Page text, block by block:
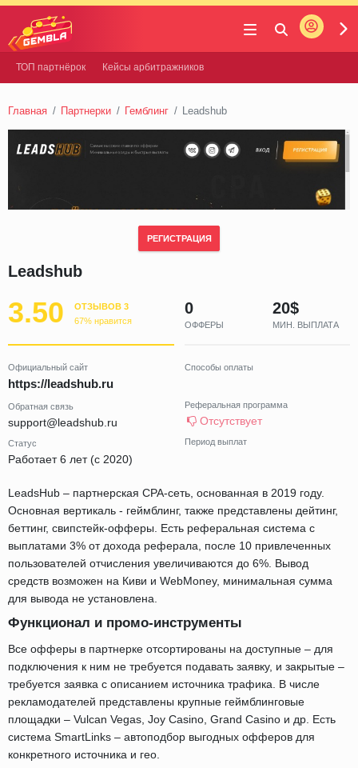
Gembla
Войти
ТОП партнёрок Кейсы арбитражников
Главная Партнерки Гемблинг Leadshub
Leadshub
3.50
ОТЗЫВОВ 3
67% нравится
0
ОФФЕРЫ
20$
МИН. ВЫПЛАТА
Официальный сайт
https://leadshub.ru
Обратная связь
support@leadshub.ru
Статус
Работает 6 лет (с 2020)
Способы оплаты
Реферальная программа
Отсутствует
Период выплат
LeadsHub – партнерская CPA-сеть, основанная в 2019 году.
Основная вертикаль - геймблинг, также представлены дейтинг,
беттинг, свипстейк-офферы. Есть реферальная система с
выплатами 3% от дохода реферала, после 10 привлеченных
пользователей отчисления увеличиваются до 6%. Вывод
средств возможен на Киви и WebMoney, минимальная сумма
для вывода не установлена.
Функционал и промо-инструменты
Все офферы в партнерке отсортированы на доступные – для
подключения к ним не требуется подавать заявку, и закрытые –
требуется заявка с описанием источника трафика. В числе
рекламодателей представлены крупные геймблинговые
площадки – Vulcan Vegas, Joy Casino, Grand Casino и др. Есть
система SmartLinks – автоподбор выгодных офферов для
конкретного источника и гео.
РЕГИСТРАЦИЯ